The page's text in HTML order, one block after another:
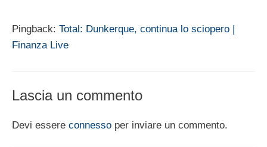
Pingback: Total: Dunkerque, continua lo sciopero |
Finanza Live
Lascia un commento
Devi essere connesso per inviare un commento.